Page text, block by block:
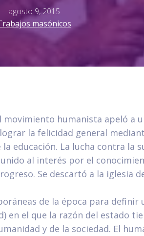
agosto 9, 2015
masónicos
movimiento humanista apeló a
la felicidad general
educación. La lucha contra la
al interés por el
Se descartó a la iglesia
de la época para definir
en el que la razón del estado
y de la sociedad. El